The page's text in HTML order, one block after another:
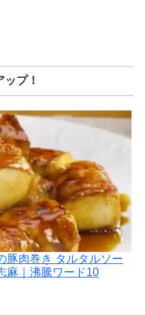
プ！
豚肉巻き タルタルソー
麻｜沸騰ワード10